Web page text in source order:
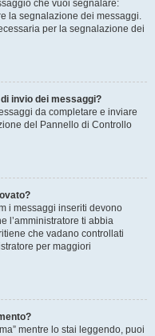
che vuoi segnalare:
la segnalazione dei messaggi.
per la segnalazione dei
invio dei messaggi?
da completare e inviare
del Pannello di Controllo
i messaggi inseriti devono
l’amministratore ti abbia
che vadano controllati
per maggiori
mentre lo stai leggendo, puoi